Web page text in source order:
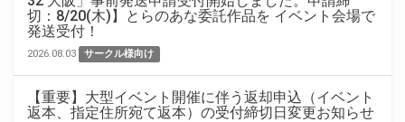
切：8/20(木)】とらのあな委託作品を イベント会場で
発送受付！
2026.08.03 サークル様向け
【重要】大型イベント開催に伴う返却申込（イベント
返本、指定住所宛て返本）の受付締切日変更お知らせ